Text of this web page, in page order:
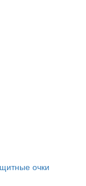
очки